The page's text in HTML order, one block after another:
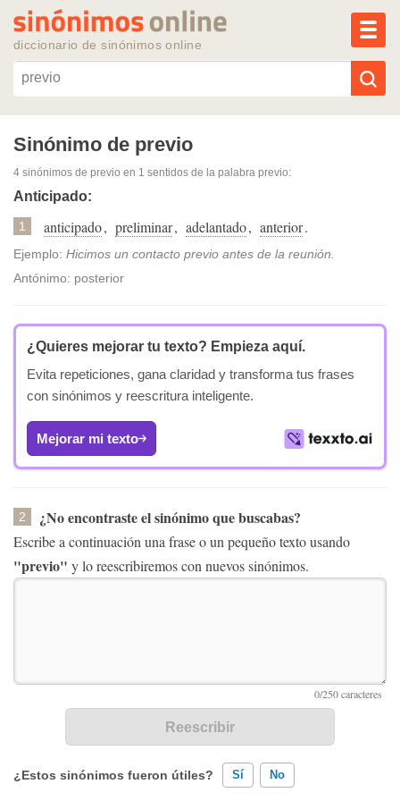
diccionario de sinónimos online
Reescribir texto con IA
Sinónimos populares
Temas populares
Sinónimo de previo
4 sinónimos de previo en 1 sentidos de la palabra previo:
Anticipado:
1 anticipado, preliminar, adelantado, anterior.
Ejemplo: Hicimos un contacto previo antes de la reunión.
Antónimo: posterior
¿Quieres mejorar tu texto? Empieza aquí.
Evita repeticiones, gana claridad y transforma tus frases
con sinónimos y reescritura inteligente.
Mejorar mi texto
2 ¿No encontraste el sinónimo que buscabas?
Escribe a continuación una frase o un pequeño texto usando
"previo" y lo reescribiremos con nuevos sinónimos.
¿Estos sinónimos fueron útiles? Sí No